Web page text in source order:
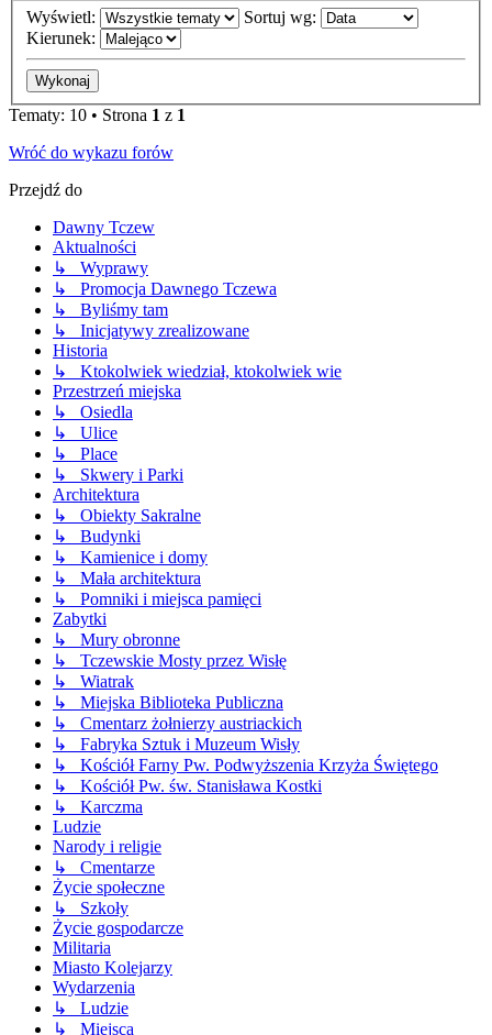
Wyświetl:
Sortuj wg:
Kierunek:
Tematy: 10 • Strona 1 z 1
Wróć do wykazu forów
Przejdź do
Dawny Tczew
Aktualności
↳ Wyprawy
↳ Promocja Dawnego Tczewa
↳ Byliśmy tam
↳ Inicjatywy zrealizowane
Historia
↳ Ktokolwiek wiedział, ktokolwiek wie
Przestrzeń miejska
↳ Osiedla
↳ Ulice
↳ Place
↳ Skwery i Parki
Architektura
↳ Obiekty Sakralne
↳ Budynki
↳ Kamienice i domy
↳ Mała architektura
↳ Pomniki i miejsca pamięci
Zabytki
↳ Mury obronne
↳ Tczewskie Mosty przez Wisłę
↳ Wiatrak
↳ Miejska Biblioteka Publiczna
↳ Cmentarz żołnierzy austriackich
↳ Fabryka Sztuk i Muzeum Wisły
↳ Kościół Farny Pw. Podwyższenia Krzyża Świętego
↳ Kościół Pw. św. Stanisława Kostki
↳ Karczma
Ludzie
Narody i religie
↳ Cmentarze
Życie społeczne
↳ Szkoły
Życie gospodarcze
Militaria
Miasto Kolejarzy
Wydarzenia
↳ Ludzie
↳ Miejsca